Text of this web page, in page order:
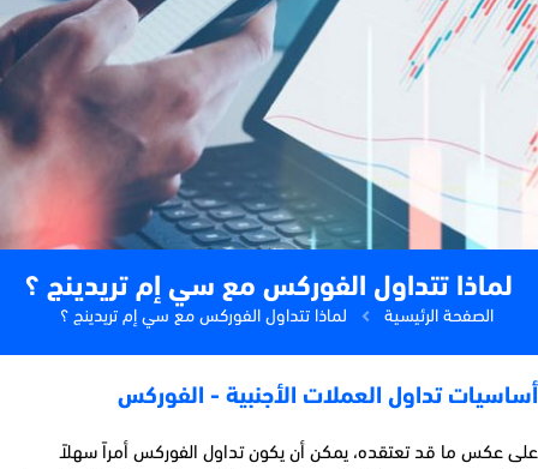
لماذا تتداول الفوركس مع سي إم تريدينج ؟
الصفحة الرئيسية لماذا تتداول الفوركس مع سي إم تريدينج ؟
أساسيات تداول العملات الأجنبية - الفوركس
على عكس ما قدتعتقده، يمكن أن يكون تداول الفوركس أمرا سهلاً